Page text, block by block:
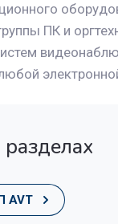
ПК и
AVT